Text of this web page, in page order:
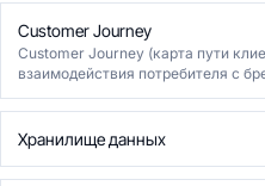
Customer Journey
Customer Journey (карта пути
взаимодействия потребителя с
Хранилище данных